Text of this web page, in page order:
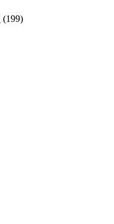
(199)